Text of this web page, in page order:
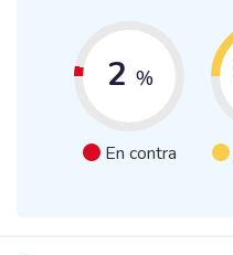
2 %
En contra